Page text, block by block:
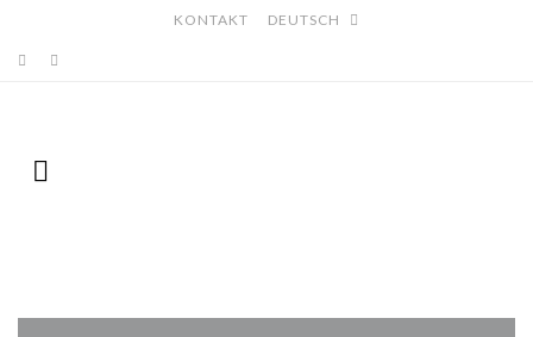
KONTAKT DEUTSCH